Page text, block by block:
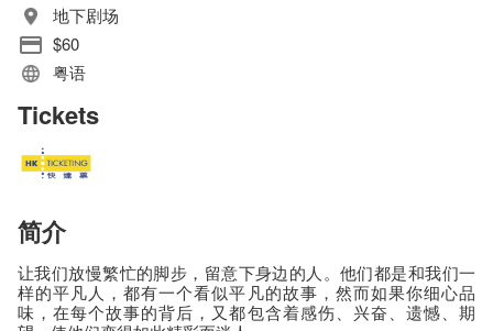
地下剧场
$60
粤语
Tickets
简介
让我们放慢繁忙的脚步，留意下身边的人。他们都是和我们一
样的平凡人，都有一个看似平凡的故事，然而如果你细心品
味，在每个故事的背后，又都包含着感伤、兴奋、遗憾、期